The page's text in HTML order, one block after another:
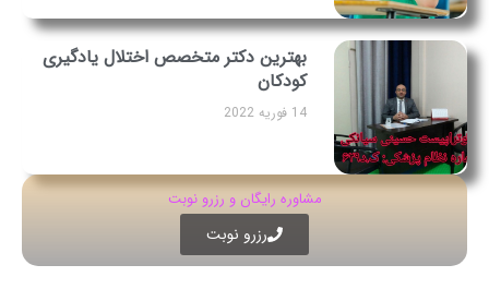
بهترین دکتر متخصص اختلال یادگیری
کودکان
14 فوریه 2022
مشاوره رایگان و رزرو نوبت
رزرو نوبت